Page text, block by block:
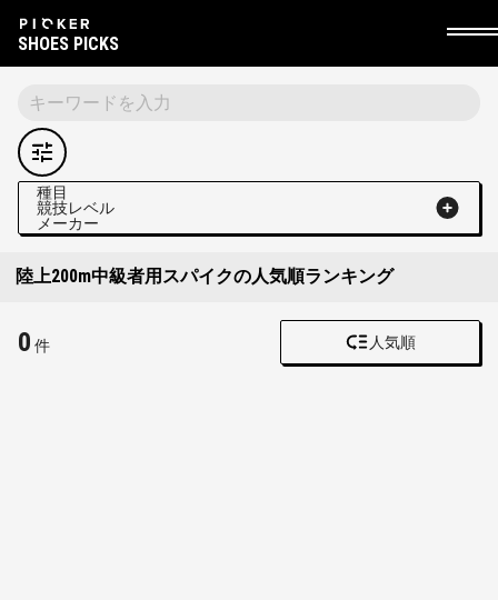
SHOES PICKS
種目
競技レベル
メーカー
陸上200m中級者用スパイクの人気順ランキング
0 件 人気順